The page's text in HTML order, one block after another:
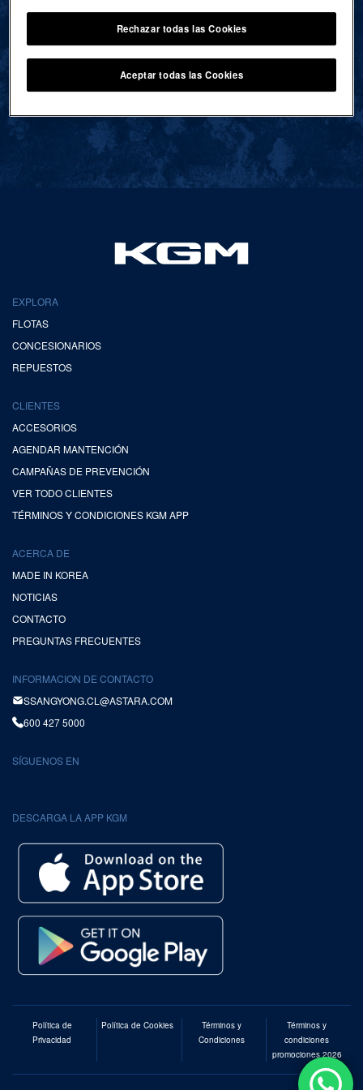
VOLVER AL INICIO
EXPLORA
FLOTAS
CONCESIONARIOS
REPUESTOS
CLIENTES
ACCESORIOS
AGENDAR MANTENCIÓN
CAMPAÑAS DE PREVENCIÓN
VER TODO CLIENTES
TÉRMINOS Y CONDICIONES KGM APP
ACERCA DE
MADE IN KOREA
NOTICIAS
CONTACTO
PREGUNTAS FRECUENTES
INFORMACION DE CONTACTO
SSANGYONG.CL@ASTARA.COM
600 427 5000
SÍGUENOS EN
DESCARGA LA APP KGM
Política de
Privacidad
Política de Cookies
Términos y
Condiciones
Términos y
condiciones
promociones 2026
Rechazar todas las Cookies
Aceptar todas las Cookies